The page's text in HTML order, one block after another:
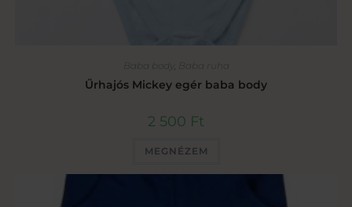
Baba body Baba ruha
Űrhajós Mickey egér baba body
2 500 Ft
MEGNÉZEM